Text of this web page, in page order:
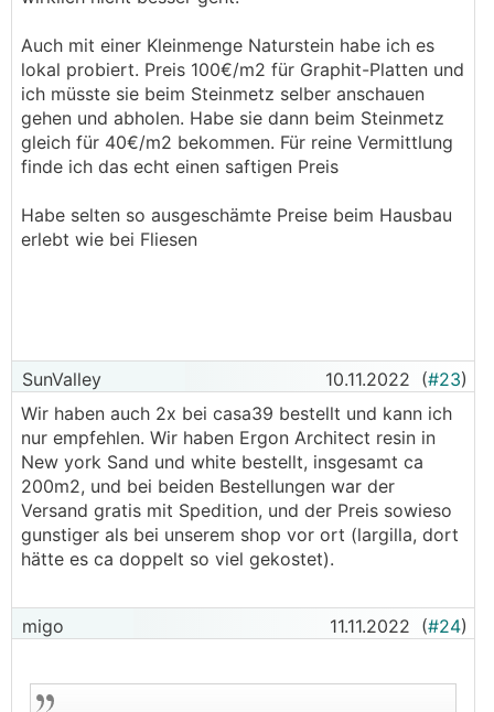
Auch mit einer Kleinmenge Naturstein habe ich es
lokal probiert. Preis 100€/m2 für Graphit-Platten und
ich müsste sie beim Steinmetz selber anschauen
gehen und abholen. Habe sie dann beim Steinmetz
gleich für 40€/m2 bekommen. Für reine Vermittlung
finde ich das echt einen saftigen Preis
Habe selten so ausgeschämte Preise beim Hausbau
erlebt wie bei Fliesen
SunValley 10.11.2022 (#23)
Wir haben auch 2x bei casa39 bestellt und kann ich
nur empfehlen. Wir haben Ergon Architect resin in
New york Sand und white bestellt, insgesamt ca
200m2, und bei beiden Bestellungen war der
Versand gratis mit Spedition, und der Preis sowieso
gunstiger als bei unserem shop vor ort (largilla, dort
hätte es ca doppelt so viel gekostet).
migo 11.11.2022 (#24)